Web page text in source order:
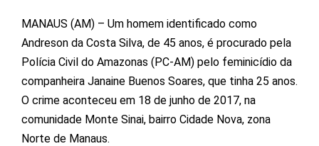
MANAUS (AM) – Um homem identificado como
Andreson da Costa Silva, de 45 anos, é procurado pela
Polícia Civil do Amazonas (PC-AM) pelo feminicídio da
companheira Janaine Buenos Soares, que tinha 25 anos.
O crime aconteceu em 18 de junho de 2017, na
comunidade Monte Sinai, bairro Cidade Nova, zona
Norte de Manaus.